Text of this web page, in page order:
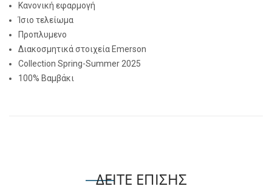
Κανονική εφαρμογή
Ίσιο τελείωμα
Προπλυμενο
Διακοσμητικά στοιχεία Emerson
Collection Spring-Summer 2025
100% Βαμβάκι
ΔΕΙΤΕ ΕΠΙΣΗΣ